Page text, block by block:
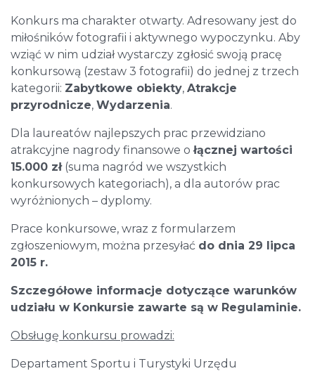
Konkurs ma charakter otwarty. Adresowany jest do
miłośników fotografii i aktywnego wypoczynku. Aby
wziąć w nim udział wystarczy zgłosić swoją pracę
konkursową (zestaw 3 fotografii) do jednej z trzech
kategorii: Zabytkowe obiekty, Atrakcje
przyrodnicze, Wydarzenia.
Dla laureatów najlepszych prac przewidziano
atrakcyjne nagrody finansowe ołącznej wartości
15.000 zł(suma nagród we wszystkich
konkursowych kategoriach), a dla autorów prac
wyróżnionych – dyplomy.
Prace konkursowe, wraz z formularzem
zgłoszeniowym, można przesyłać do dnia 29 lipca
2015 r.
Szczegółowe informacje dotyczące warunków
udziału w Konkursie zawarte są w Regulaminie.
Obsługę konkursu prowadzi:
Departament Sportu i Turystyki Urzędu